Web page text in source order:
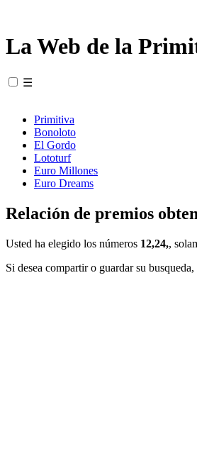
La Web de la
☰
Primitiva
Bonoloto
El Gordo
Lototurf
Euro Millones
Euro Dreams
Relación de premios
Usted ha elegido los números 12,24,,
Si desea compartir o guardar su